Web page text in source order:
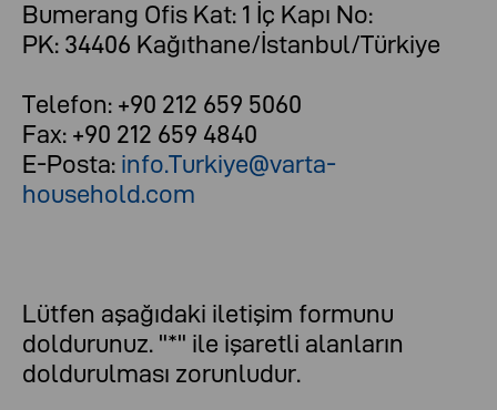
Bumerang Ofis Kat: 1 İç Kapı No:
PK: 34406 Kağıthane/İstanbul/Türkiye
Telefon: +90 212 659 5060
Fax: +90 212 659 4840
E-Posta: info.Turkiye@varta-
household.com
Lütfen aşağıdaki iletişim formunu
doldurunuz. "*" ile işaretli alanların
doldurulması zorunludur.